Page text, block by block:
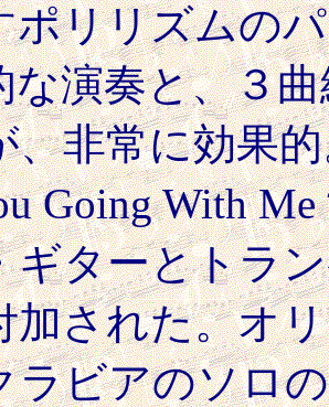
ポリリズムの
な演奏と、３
、非常に効果
Going With Me
ギターとトラ
加された。オ
ラビアのソロ